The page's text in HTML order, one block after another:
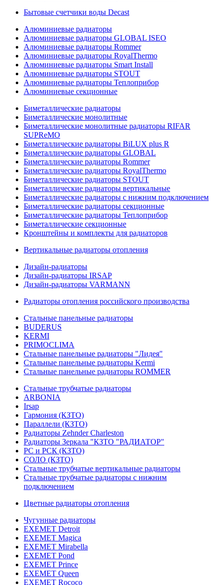
Бытовые счетчики воды Decast
Алюминиевые радиаторы
Алюминиевые радиаторы GLOBAL ISEO
Алюминиевые радиаторы Rommer
Алюминиевые радиаторы RoyalThermo
Алюминиевые радиаторы Smart Install
Алюминиевые радиаторы STOUT
Алюминиевые радиаторы Теплоприбор
Алюминиевые секционные
Биметаллические радиаторы
Биметаллические монолитные
Биметаллические монолитные радиаторы RIFAR
SUPReMO
Биметаллические радиаторы BiLUX plus R
Биметаллические радиаторы GLOBAL
Биметаллические радиаторы Rommer
Биметаллические радиаторы RoyalThermo
Биметаллические радиаторы STOUT
Биметаллические радиаторы вертикальные
Биметаллические радиаторы с нижним подключением
Биметаллические радиаторы секционные
Биметаллические радиаторы Теплоприбор
Биметаллические секционные
Кронштейны и комплекты для радиаторов
Вертикальные радиаторы отопления
Дизайн-радиаторы
Дизайн-радиаторы IRSAP
Дизайн-радиаторы VARMANN
Радиаторы отопления российского производства
Стальные панельные радиаторы
BUDERUS
KERMI
PRIMOCLIMA
Стальные панельные радиаторы "Лидея"
Стальные панельные радиаторы Kermi
Стальные панельные радиаторы ROMMER
Стальные трубчатые радиаторы
ARBONIA
Irsap
Гармония (КЗТО)
Параллели (КЗТО)
Радиаторы Zehnder Charleston
Радиаторы Зеркала "КЗТО "РАДИАТОР"
РС и РСК (КЗТО)
СОЛО (КЗТО)
Стальные трубчатые вертикальные радиаторы
Стальные трубчатые радиаторы с нижним
подключением
Цветные радиаторы отопления
Чугунные радиаторы
EXEMET Detroit
EXEMET Magica
EXEMET Mirabella
EXEMET Pond
EXEMET Prince
EXEMET Queen
EXEMET Rococo